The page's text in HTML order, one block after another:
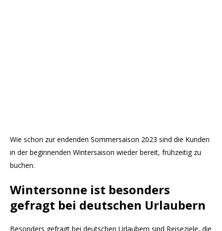
Wie schon zur endenden Sommersaison 2023 sind die Kunden
in der beginnenden Wintersaison wieder bereit, frühzeitig zu
buchen.
Wintersonne ist besonders
gefragt bei deutschen Urlaubern
Besonders gefragt bei deutschen Urlaubern sind Reiseziele, die